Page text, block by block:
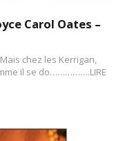
Carol Oates –
chez les Kerrigan,
il se do…………….LIRE